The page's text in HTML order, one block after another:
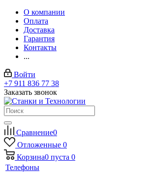
О компании
Оплата
Доставка
Гарантия
Контакты
...
Войти
+7 911 836 77 38
Заказать звонок
Сравнение0
Отложенные 0
Корзина0 пуста 0
Телефоны